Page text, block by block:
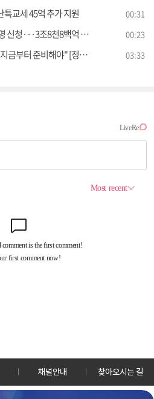
교세 45억 추가 지원 00:31
청···3조8천8백억 지급 00:23
준비해야" [정책 바로보기] 03:33
채널안내 찾아오시는 길